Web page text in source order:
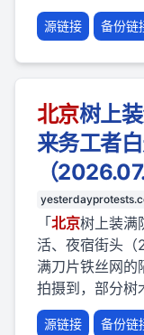
源链接 备份链
北京树上
来务工者
（
「 北京树上装满
活、夜宿街头
满刀片铁丝网的
拍摄到，部分树
源链接 备份链